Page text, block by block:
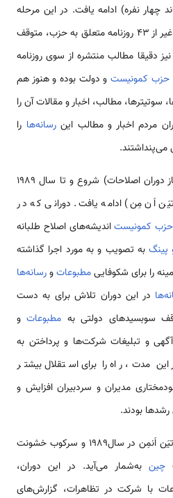
چهار نفره) ادامه یافت. در این مرحله
انتشار تقریبا تمام روزنامه‌ها، به غیر از 43 روزنامه متعلق به حزب، متوقف
دقیقا مطالب منتشره از سوی روزنامه
حزب کمونیستو دولت بوده و هنوز هم
مطالب، اخبار و مقالات آن را
مردم اخبار و مطالب اینرسانه‌ها را
می‌پنداشتند.
3-مرحله سوم از سال 1978 (آغاز دوران اصلاحات) شروع و تا سال 1989
اَن مِن) ادامه یافت. دورانی که در
حزب کمونیستاندیشه­‌های اصلاح طلبانه
پینگبه تصویب و به مورد اجرا گذاشته
را برای شکوفاییمطبوعاتورسانه‌ها
در این دوران تلاش برای به دست
سوبسیدهای دولتی به مطبوعاتو
و تبلیغات شرکت­‌ها و پرداختن به
مدت، راه را برای استقلال بیشتر
مدیران و سردبیران افزایش و
بودند.
4-آغاز جنبش دانشجویی میدان تیَن اَن­مِن در سال1989 و سرکوب خشونت
چین به­‌شمار می‌­آید. در این دوران،
با شرکت در تظاهرات، گزارش­‌های